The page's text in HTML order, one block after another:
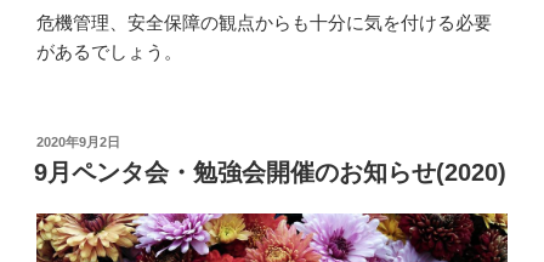
危機管理、安全保障の観点からも十分に気を付ける必要
があるでしょう。
投
稿
日:
2020年9月2日
9月ペンタ会・勉強会開催のお知らせ(2020)